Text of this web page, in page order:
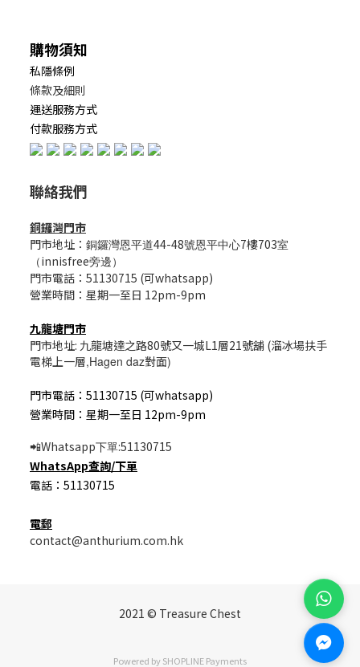
購物須知
私隱條例
條款及細則
運送服務方式
付款服務方式
聯絡我們
銅鑼灣門市
門市地址： 銅鑼灣恩平道44-48號恩平中心7樓703室
（ innisfree旁邊）
門市電話：51130715 (可whatsapp)
營業時間：星期一至日 12pm-9pm
九龍塘門市
門市地址: 九龍塘達之路80號又一城L1層21號舖 (溜冰場扶手
電梯上一層,Hagen daz對面)
門市電話：51130715 (可whatsapp)
營業時間：星期一至日 12pm-9pm
📲Whatsapp下單:51130715
WhatsApp查詢/下單
電話：51130715
電郵
contact@anthurium.com.hk
2021 © Treasure Chest
Powered bySHOPLINE Payments